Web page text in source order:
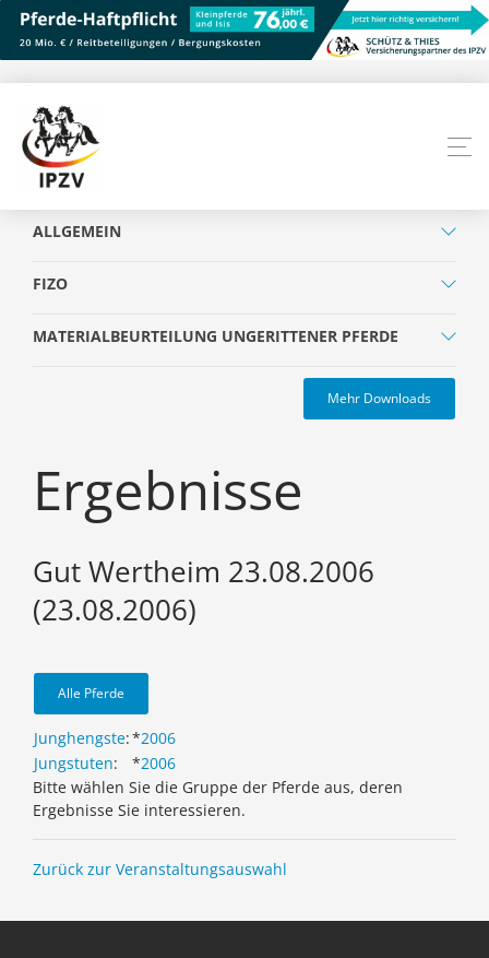
ALLGEMEIN
FIZO
MATERIALBEURTEILUNG UNGERITTENER PFERDE
Mehr Downloads
Ergebnisse
Gut Wertheim 23.08.2006
(23.08.2006)
Alle Pferde
Junghengste:*2006
Jungstuten: *2006
Bitte wählen Sie die Gruppe der Pferde aus, deren
Ergebnisse Sie interessieren.
Zurück zur Veranstaltungsauswahl